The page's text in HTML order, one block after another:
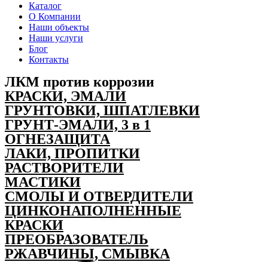
Каталог
О Компании
Наши объекты
Наши услуги
Блог
Контакты
ЛКМ против коррозии
КРАСКИ, ЭМАЛИ
ГРУНТОВКИ, ШПАТЛЕВКИ
ГРУНТ-ЭМАЛИ, 3 в 1
ОГНЕЗАЩИТА
ЛАКИ, ПРОПИТКИ
РАСТВОРИТЕЛИ
МАСТИКИ
СМОЛЫ И ОТВЕРДИТЕЛИ
ЦИНКОНАПОЛНЕННЫЕ
КРАСКИ
ПРЕОБРАЗОВАТЕЛЬ
РЖАВЧИНЫ, СМЫВКА